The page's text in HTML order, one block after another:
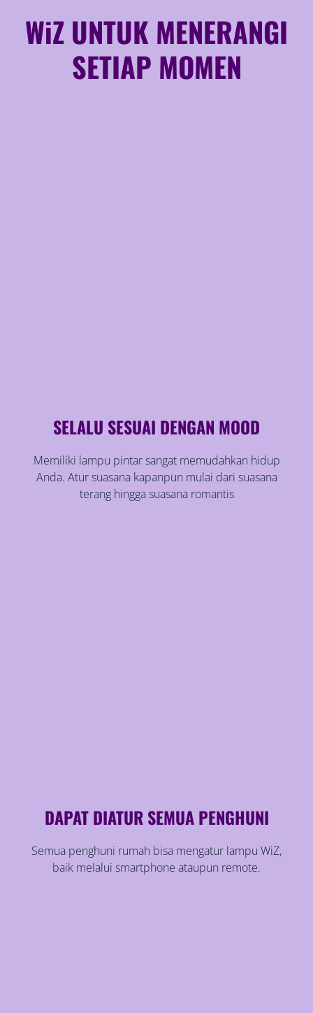
WiZ UNTUK MENERANGI
SETIAP MOMEN
SELALU SESUAI DENGAN MOOD
Memiliki lampu pintar sangat memudahkan hidup
Anda. Atur suasana kapanpun mulai dari suasana
terang hingga suasana romantis
DAPAT DIATUR SEMUA PENGHUNI
Semua penghuni rumah bisa mengatur lampu WiZ,
baik melalui smartphone ataupun remote.